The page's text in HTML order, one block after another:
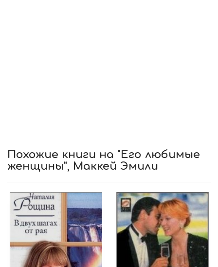
Похожие книги на "Его любимые
женщины", Маккей Эмили